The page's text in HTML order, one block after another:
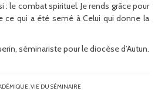
: le combat spirituel. Je rends grâce pour
qui a été semé à Celui qui donne la
séminariste pour le diocèse d’Autun.
,VIE DU SÉMINAIRE